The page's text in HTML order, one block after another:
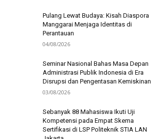
Pulang Lewat Budaya: Kisah Diaspora
Manggarai Menjaga Identitas di
Perantauan
04/08/2026
Seminar Nasional Bahas Masa Depan
Administrasi Publik Indonesia di Era
Disrupsi dan Pengentasan Kemiskinan
03/08/2026
Sebanyak 88 Mahasiswa Ikuti Uji
Kompetensi pada Empat Skema
Sertifikasi di LSP Politeknik STIA LAN